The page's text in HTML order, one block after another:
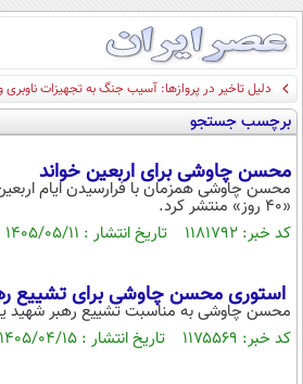
صفحه اول
جستجو
آب و هوا
پیوند ها
سواد زندگی
سیاسی
دلیل تاخیر در پروازها: آسیب جنگ به تجهیزات ناوبری و
برچسب جستجو
محسن چاوشی برای اربعین خواند
محسن چاوشی همزمان با فرارسیدن ایام
«۴۰ روز» منتشر کرد.
کد خبر: ۱۱۸۱۷۹۲ تاریخ انتشار : ۱۴۰۵/۰۵/۱۱
استوری محسن چاوشی برای تشییع
محسن چاوشی به‌ مناسبت تشییع رهبر شهید
کد خبر: ۱۱۷۵۵۶۹ تاریخ انتشار : ۱۴۰۵/۰۴/۱۵